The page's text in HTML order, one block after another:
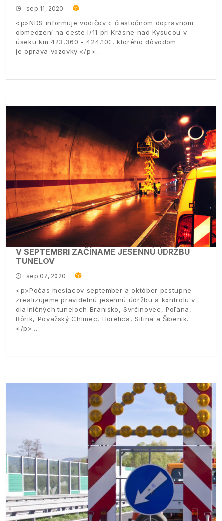
sep 11, 2020
<p>NDS informuje vodičov o čiastočnom dopravnom
obmedzení na ceste I/11 pri Krásne nad Kysucou v
úseku km 423,360 - 424,100, ktorého dôvodom
je oprava vozovky.</p>
V SEPTEMBRI ZAČÍNAME JESENNÚ ÚDRŽBU
TUNELOV
sep 07, 2020
<p>Počas mesiacov september a október postupne
zrealizujeme pravidelnú jesennú údržbu a kontrolu v
diaľničných tuneloch Branisko, Svrčinovec, Poľana,
Bôrik, Považský Chlmec, Horelica, Sitina a Šibenik.
</p>